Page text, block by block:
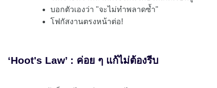
บอกตัวเองว่า "จะไม่ทำพลาดซ้ำ"
โฟกัสงานตรงหน้าต่อ!
‘Hoot's Law’ : ค่อย ๆ แก้ไม่ต้องรีบ